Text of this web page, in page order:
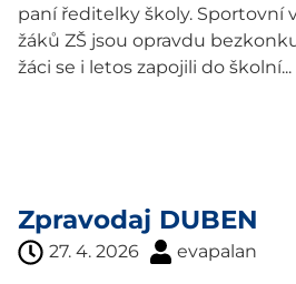
paní ředitelky školy. Sportovní
žáků ZŠ jsou opravdu
žáci se i letos zapojili do školní...
Zpravodaj DUBEN
27. 4. 2026 evapalan